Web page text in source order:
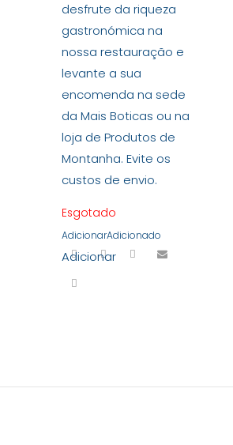
desfrute da riqueza
gastronómica na
nossa restauração e
levante a sua
encomenda na sede
da Mais Boticas ou na
loja de Produtos de
Montanha. Evite os
custos de envio.
Esgotado
AdicionarAdicionado
Adicionar